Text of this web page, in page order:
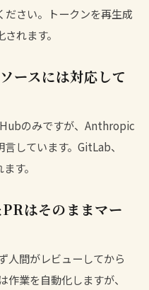
ださい。トークンを再生成
れます。
ースには対応して
のみですが、Anthropic
しています。GitLab、
す。
はそのままマー
人間がレビューしてから
業を自動化しますが、